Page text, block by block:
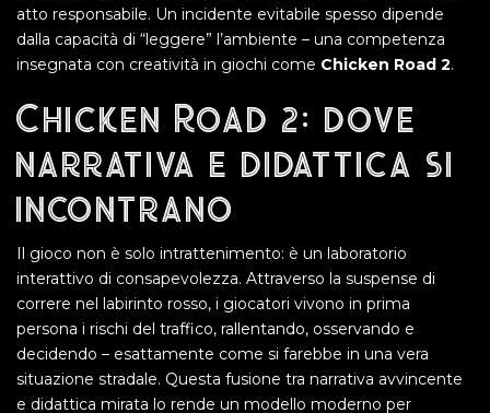
atto responsabile. Un incidente evitabile spesso dipende
dalla capacità di “leggere” l’ambiente – una competenza
insegnata con creatività in giochi come Chicken Road 2.
Chicken Road 2: dove
narrativa e didattica si
incontrano
Il gioco non è solo intrattenimento: è un laboratorio
interattivo di consapevolezza. Attraverso la suspense di
correre nel labirinto rosso, i giocatori vivono in prima
persona i rischi del traffico, rallentando, osservando e
decidendo – esattamente come si farebbe in una vera
situazione stradale. Questa fusione tra narrativa avvincente
e didattica mirata lo rende un modello moderno per